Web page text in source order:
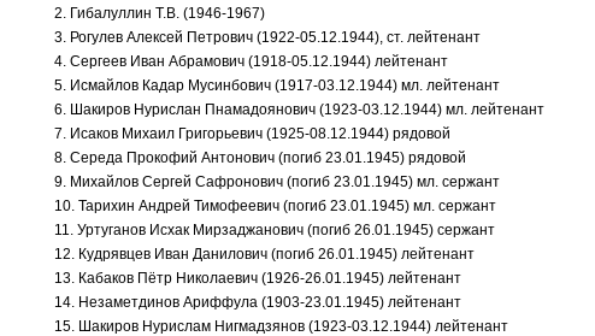
2. Гибалуллин Т.В. (1946-1967)
3. Рогулев Алексей Петрович (1922-05.12.1944), ст. лейтенант
4. Сергеев Иван Абрамович (1918-05.12.1944) лейтенант
5. Исмайлов Кадар Мусинбович (1917-03.12.1944) мл. лейтенант
6. Шакиров Нурислан Пнамадоянович (1923-03.12.1944) мл. лейтенант
7. Исаков Михаил Григорьевич (1925-08.12.1944) рядовой
8. Середа Прокофий Антонович (погиб 23.01.1945) рядовой
9. Михайлов Сергей Сафронович (погиб 23.01.1945) мл. сержант
10. Тарихин Андрей Тимофеевич (погиб 23.01.1945) мл. сержант
11. Уртуганов Исхак Мирзаджанович (погиб 26.01.1945) сержант
12. Кудрявцев Иван Данилович (погиб 26.01.1945) лейтенант
13. Кабаков Пётр Николаевич (1926-26.01.1945) лейтенант
14. Незаметдинов Ариффула (1903-23.01.1945) лейтенант
15. Шакиров Нурислам Нигмадзянов (1923-03.12.1944) лейтенант